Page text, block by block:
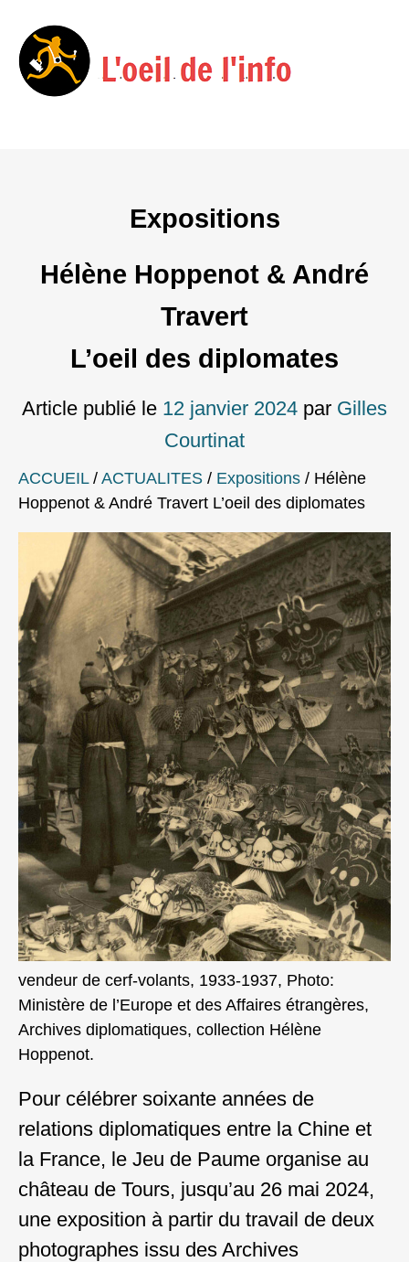
Expositions
Hélène Hoppenot & André
Travert
L’oeil des diplomates
Article publié le 12 janvier 2024 par Gilles
Courtinat
ACCUEIL/ ACTUALITES / Expositions / Hélène
Hoppenot & André Travert L’oeil des diplomates
vendeur de cerf-volants, 1933-1937, Photo:
Ministère de l’Europe et des Affaires étrangères,
Archives diplomatiques, collection Hélène
Hoppenot.
Pour célébrer soixante années de
relations diplomatiques entre la Chine et
la France, le Jeu de Paume organise au
château de Tours, jusqu’au 26 mai 2024,
une exposition à partir du travail de deux
photographes issu des Archives